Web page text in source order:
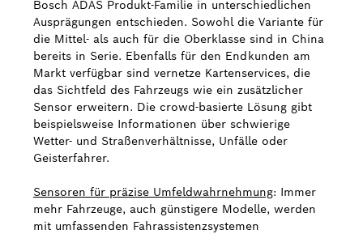
Bosch ADAS Produkt-Familie in unterschiedlichen
Ausprägungen entschieden. Sowohl die Variante für
die Mittel- als auch für die Oberklasse sind in China
bereits in Serie. Ebenfalls für den Endkunden am
Markt verfügbar sind vernetze Kartenservices, die
das Sichtfeld des Fahrzeugs wie ein zusätzlicher
Sensor erweitern. Die crowd-basierte Lösung gibt
beispielsweise Informationen über schwierige
Wetter- und Straßenverhältnisse, Unfälle oder
Geisterfahrer.
Sensoren für präzise Umfeldwahrnehmung: Immer
mehr Fahrzeuge, auch günstigere Modelle, werden
mit umfassenden Fahrassistenzsystemen